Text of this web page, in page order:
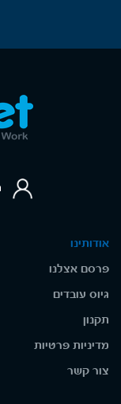
אודותינו
פרסם אצלנו
גיוס עובדים
תקנון
מדיניות פרטיות
צור קשר